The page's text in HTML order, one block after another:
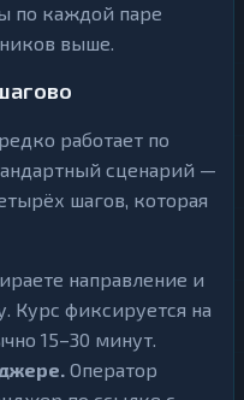
по каждой паре
выше.
работает по
сценарий —
шагов, которая
направление и
Курс фиксируется на
15–30 минут.
Оператор